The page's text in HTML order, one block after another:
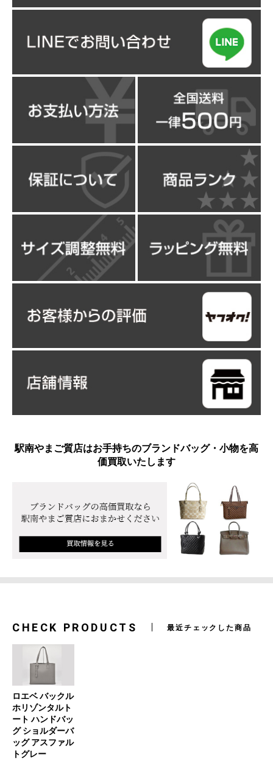
駅南やまご質店はお手持ちのブランドバッグ・小物を高
価買取いたします
CHECK PRODUCTS 最近チェックした商品
ロエベ バックル
ホリゾンタルト
ート ハンドバッ
グ ショルダーバ
ッグ アスファル
トグレー